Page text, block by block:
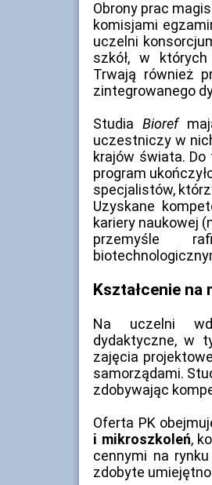
Obrony prac
komisjami
uczelni
szkół, w
Trwają również
zintegrowanego
Studia Bioref
uczestniczy w
krajów świata.
program
specjalistów,
Uzyskane
kariery naukowej
przemyśle
Kształcenie na
Na uczelni
dydaktyczne, w
zajęcia
samorządami.
zdobywając
Oferta PK
i mikroszkoleń,
cennymi na
zdobyte